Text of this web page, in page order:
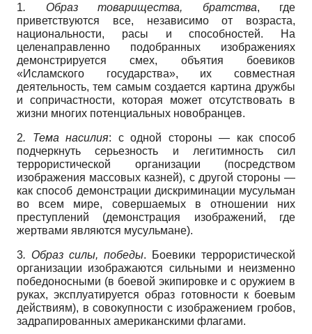
1. Образ товарищества, братства, где
приветствуются все, независимо от возраста,
национальности, расы и способностей. На
целенаправленно подобранных изображениях
демонстрируется смех, объятия боевиков
«Исламского государства», их совместная
деятельность, тем самым создается картина дружбы
и сопричастности, которая может отсутствовать в
жизни многих потенциальных новобранцев.
2. Тема насилия: с одной стороны — как способ
подчеркнуть серьезность и легитимность сил
террористической организации (посредством
изображения массовых казней), с другой стороны —
как способ демонстрации дискриминации мусульман
во всем мире, совершаемых в отношении них
преступлений (демонстрация изображений, где
жертвами являются мусульмане).
3. Образ силы, победы. Боевики террористической
организации изображаются сильными и неизменно
победоносными (в боевой экипировке и с оружием в
руках, эксплуатируется образ готовности к боевым
действиям), в совокупности с изображением гробов,
задрапированных американскими флагами.